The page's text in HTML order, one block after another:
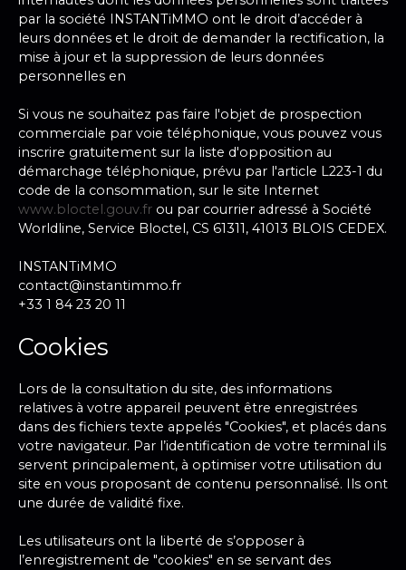
par la société INSTANTiMMO ont le droit d’accéder à
leurs données et le droit de demander la rectification, la
mise à jour et la suppression de leurs données
personnelles en
Si vous ne souhaitez pas faire l'objet de prospection
commerciale par voie téléphonique, vous pouvez vous
inscrire gratuitement sur la liste d'opposition au
démarchage téléphonique, prévu par l'article L223-1 du
code de la consommation, sur le site Internet
www.bloctel.gouv.fr ou par courrier adressé à Société
Worldline, Service Bloctel, CS 61311, 41013 BLOIS CEDEX.
INSTANTiMMO
contact@instantimmo.fr
+33 1 84 23 20 11
Cookies
Lors de la consultation du site, des informations
relatives à votre appareil peuvent être enregistrées
dans des fichiers texte appelés "Cookies", et placés dans
votre navigateur. Par l’identification de votre terminal ils
servent principalement, à optimiser votre utilisation du
site en vous proposant de contenu personnalisé. Ils ont
une durée de validité fixe.
Les utilisateurs ont la liberté de s’opposer à
l’enregistrement de "cookies" en se servant des